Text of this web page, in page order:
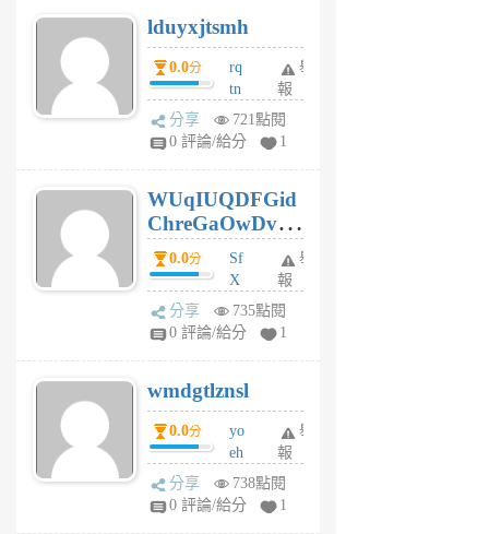
月
前
lduyxjtsmh
0.0分
rq
tn
jt
gl
個
月
前
舉
報
分享
721點閱
0 評論/給分
1
WUqIUQDFGid
ChreGaOwDv
dY0.0分
Sf
X
Pe
Jc
R
P
m
v
A
V
舉
報
分享
735點閱
0 評論/給分
1
wmdgtlznsl
0.0分
yo
eh
ld
gy
舉
報
分享
738點閱
0 評論/給分
1